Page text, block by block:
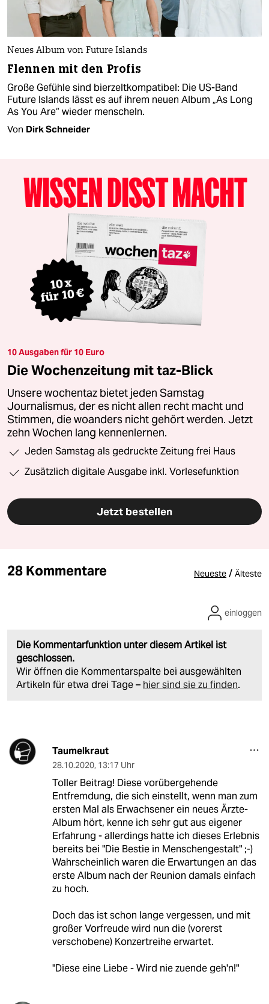
Neues Album von Future Islands
Flennen mit den Profis
Große Gefühle sind bierzelt­kompatibel: Die US-Band
Future Islands lässt es auf ihrem neuen Album „As Long
As You Are“ wieder menscheln.
Von Dirk Schneider
10 Ausgaben für 10 Euro
Die Wochenzeitung mit taz-Blick
Unsere wochentaz bietet jeden Samstag
Journalismus, der es nicht allen recht macht und
Stimmen, die woanders nicht gehört werden. Jetzt
zehn Wochen lang kennenlernen.
Jeden Samstag als gedruckte Zeitung frei Haus
Zusätzlich digitale Ausgabe inkl. Vorlesefunktion
Jetzt bestellen
28 Kommentare Neueste / Älteste
Die Kommentarfunktion unter diesem Artikel ist
geschlossen.
Wir öffnen die Kommentarspalte bei ausgewählten
Artikeln für etwa drei Tage – hier sind sie zu finden.
einloggen
Taumelkraut
28.10.2020, 13:17 Uhr
Toller Beitrag! Diese vorübergehende
Entfremdung, die sich einstellt, wenn man zum
ersten Mal als Erwachsener ein neues Ärzte-
Album hört, kenne ich sehr gut aus eigener
Erfahrung - allerdings hatte ich dieses Erlebnis
bereits bei "Die Bestie in Menschengestalt" ;-)
Wahrscheinlich waren die Erwartungen an das
erste Album nach der Reunion damals einfach
zu hoch.
Doch das ist schon lange vergessen, und mit
großer Vorfreude wird nun die (vorerst
verschobene) Konzertreihe erwartet.
"Diese eine Liebe - Wird nie zuende geh'n!"